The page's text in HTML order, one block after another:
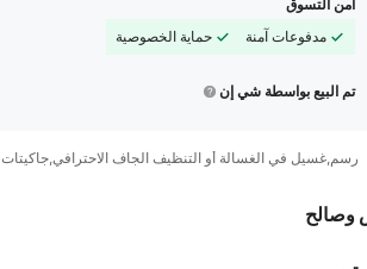
أمن التسوق
مدفوعات آمنة
حماية الخصوصية
تم البيع بواسطة شي إن
رسم,غسيل في الغسالة أو التنظيف الجاف الاحترافي,جاكيتات
وصالح